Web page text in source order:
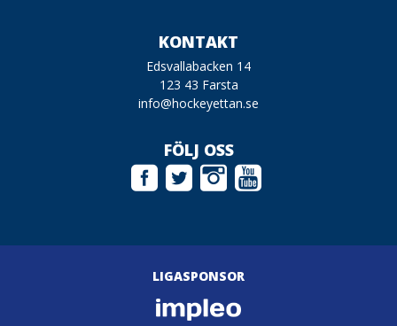
KONTAKT
Edsvallabacken 14
123 43 Farsta
info@hockeyettan.se
FÖLJ OSS
LIGASPONSOR